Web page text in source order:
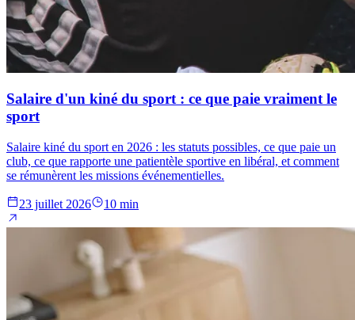
Salaire d'un kiné du sport : ce que paie vraiment le
sport
Salaire kiné du sport en 2026 : les statuts possibles, ce que paie un
club, ce que rapporte une patientèle sportive en libéral, et comment
se rémunèrent les missions événementielles.
23 juillet 2026 10 min